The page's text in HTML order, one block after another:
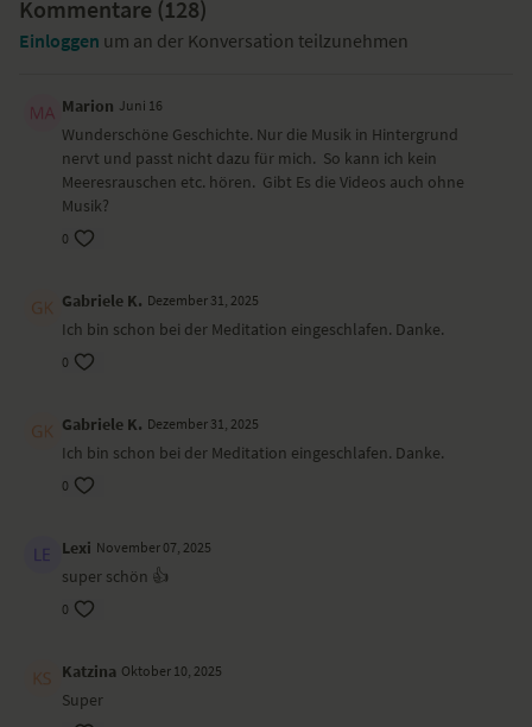
Kommentare (128)
Einloggen um an der Konversation teilzunehmen
Marion Juni 16
Wunderschöne Geschichte. Nur die Musik in Hintergrund
nervt und passt nicht dazu für mich. So kann ich kein
Meeresrauschen etc. hören. Gibt Es die Videos auch ohne
Musik?
0
Gabriele K. Dezember 31, 2025
Ich bin schon bei der Meditation eingeschlafen. Danke.
0
Gabriele K. Dezember 31, 2025
Ich bin schon bei der Meditation eingeschlafen. Danke.
0
Lexi November 07, 2025
super schön 👍
0
Katzina Oktober 10, 2025
Super